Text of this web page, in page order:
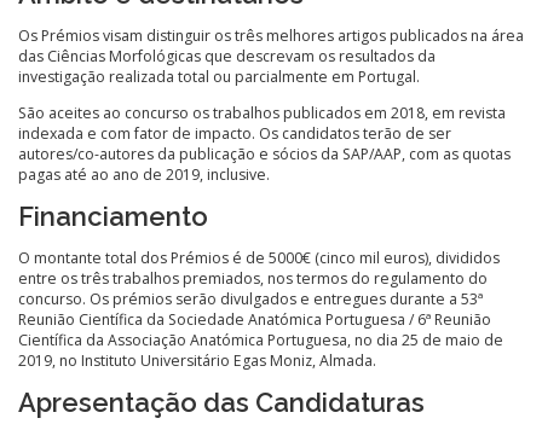
Os Prémios visam distinguir os três melhores artigos publicados na área
das Ciências Morfológicas que descrevam os resultados da
investigação realizada total ou parcialmente em Portugal.
São aceites ao concurso os trabalhos publicados em 2018, em revista
indexada e com fator de impacto. Os candidatos terão de ser
autores/co-autores da publicação e sócios da SAP/AAP, com as quotas
pagas até ao ano de 2019, inclusive.
Financiamento
O montante total dos Prémios é de 5000€ (cinco mil euros), divididos
entre os três trabalhos premiados, nos termos do regulamento do
concurso. Os prémios serão divulgados e entregues durante a 53ª
Reunião Científica da Sociedade Anatómica Portuguesa / 6ª Reunião
Científica da Associação Anatómica Portuguesa, no dia 25 de maio de
2019, no Instituto Universitário Egas Moniz, Almada.
Apresentação das Candidaturas